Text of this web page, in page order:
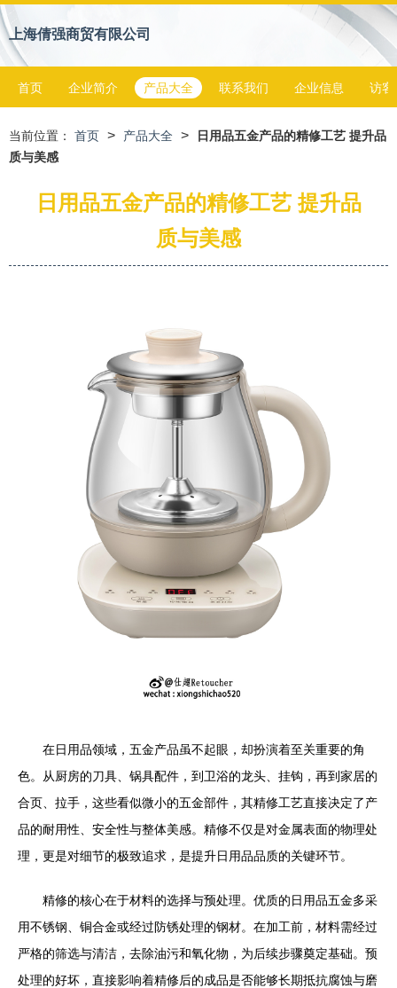
上海倩强商贸有限公司
首页 企业简介 产品大全 联系我们 企业信息 访客
当前位置： 首页 > 产品大全 >
日用品五金产品的精修工艺 提升品
质与美感
日用品五金产品的精修工艺 提升品
质与美感
在日用品领域，五金产品虽不起眼，却扮演着至关重要的角
色。从厨房的刀具、锅具配件，到卫浴的龙头、挂钩，再到家居的
合页、拉手，这些看似微小的五金部件，其精修工艺直接决定了产
品的耐用性、安全性与整体美感。精修不仅是对金属表面的物理处
理，更是对细节的极致追求，是提升日用品品质的关键环节。
精修的核心在于材料的选择与预处理。优质的日用品五金多采
用不锈钢、铜合金或经过防锈处理的钢材。在加工前，材料需经过
严格的筛选与清洁，去除油污和氧化物，为后续步骤奠定基础。预
处理的好坏，直接影响着精修后的成品是否能够长期抵抗腐蚀与磨